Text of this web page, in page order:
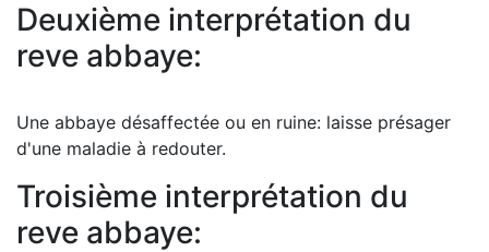
Deuxième interprétation du
reve abbaye:
Une abbaye désaffectée ou en ruine: laisse présager
d'une maladie à redouter.
Troisième interprétation du
reve abbaye: